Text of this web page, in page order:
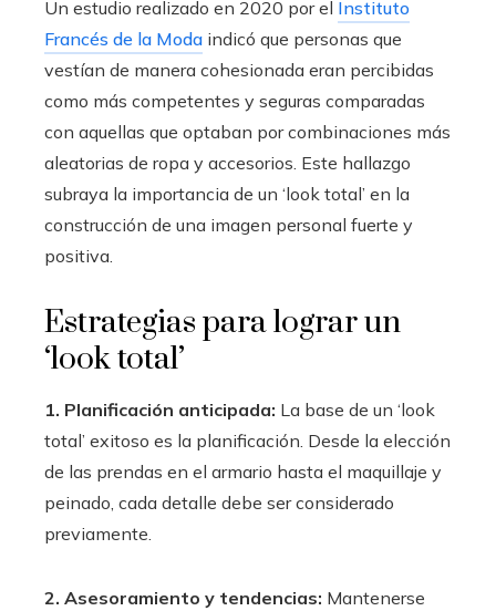
Un estudio realizado en 2020 por el Instituto
Francés de la Moda indicó que personas que
vestían de manera cohesionada eran percibidas
como más competentes y seguras comparadas
con aquellas que optaban por combinaciones más
aleatorias de ropa y accesorios. Este hallazgo
subraya la importancia de un ‘look total’ en la
construcción de una imagen personal fuerte y
positiva.
Estrategias para lograr un
‘look total’
1. Planificación anticipada: La base de un ‘look
total’ exitoso es la planificación. Desde la elección
de las prendas en el armario hasta el maquillaje y
peinado, cada detalle debe ser considerado
previamente.
2. Asesoramiento y tendencias: Mantenerse